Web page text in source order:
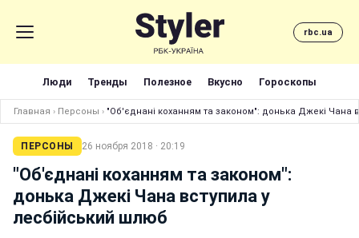
rbc.ua
Люди Тренды Полезное Вкусно Гороскопы
Главная › Персоны › "Об'єднані коханням та законом": донька Джекі Чана
ПЕРСОНЫ 26 ноября 2018 · 20:19
"Об'єднані коханням та законом":
донька Джекі Чана вступила у
лесбійський шлюб